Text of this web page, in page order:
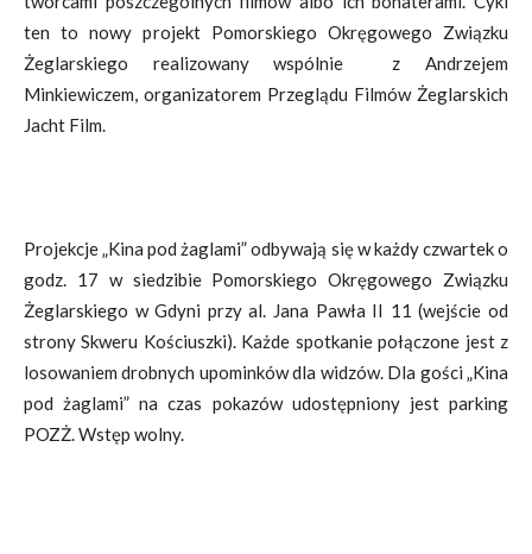
ten to nowy projekt Pomorskiego Okręgowego Związku
Żeglarskiego realizowany wspólnie z Andrzejem
Minkiewiczem, organizatorem Przeglądu Filmów Żeglarskich
Jacht Film.
Projekcje „Kina pod żaglami” odbywają się w każdy czwartek o
godz. 17 w siedzibie Pomorskiego Okręgowego Związku
Żeglarskiego w Gdyni przy al. Jana Pawła II 11 (wejście od
strony Skweru Kościuszki). Każde spotkanie połączone jest z
losowaniem drobnych upominków dla widzów. Dla gości „Kina
pod żaglami” na czas pokazów udostępniony jest parking
POZŻ. Wstęp wolny.